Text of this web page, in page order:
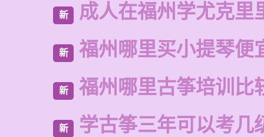
新 成人在福州学尤克里
新 福州哪里买小提琴便
新 福州哪里古筝培训比
新 学古筝三年可以考几